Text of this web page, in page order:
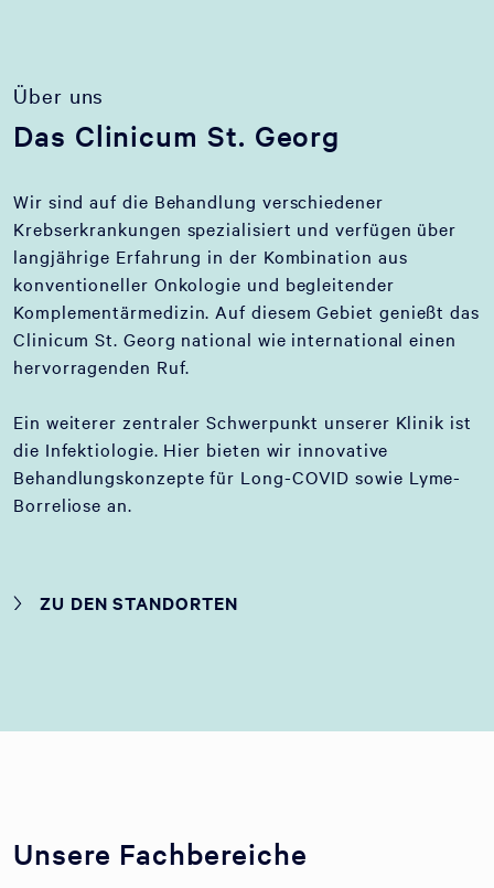
Über uns
Das Clinicum St. Georg
Wir sind auf die Behandlung verschiedener
Krebserkrankungen spezialisiert und verfügen über
langjährige Erfahrung in der Kombination aus
konventioneller Onkologie und begleitender
Komplementärmedizin. Auf diesem Gebiet genießt das
Clinicum St. Georg national wie international einen
hervorragenden Ruf.
Ein weiterer zentraler Schwerpunkt unserer Klinik ist
die Infektiologie. Hier bieten wir innovative
Behandlungskonzepte für Long-COVID sowie Lyme-
Borreliose an.
ZU DEN STANDORTEN
Unsere Fachbereiche